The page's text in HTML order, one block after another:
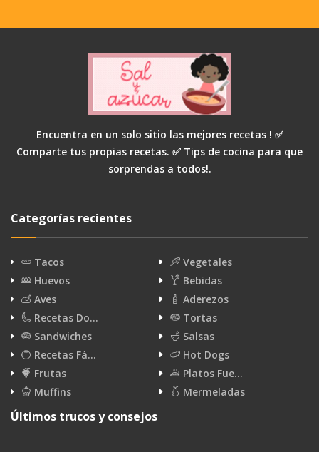
Encuentra en un solo sitio las mejores recetas ! ✅
Comparte tus propias recetas. ✅ Tips de cocina para que
sorprendas a todos!.
Categorías recientes
Tacos
Vegetales
Huevos
Bebidas
Aves
Aderezos
Recetas Do…
Tortas
Sandwiches
Salsas
Recetas Fá…
Hot Dogs
Frutas
Platos Fue…
Muffins
Mermeladas
Últimos trucos y consejos